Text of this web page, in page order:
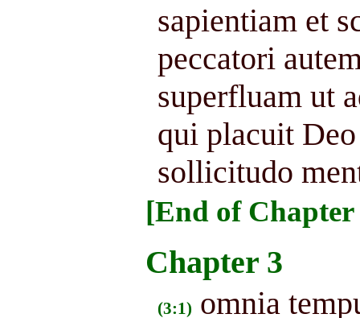
sapientiam et
peccatori
superfluam ut
qui placuit Deo
sollicitudo
[End of Chapter
Chapter 3
(3:1) omnia